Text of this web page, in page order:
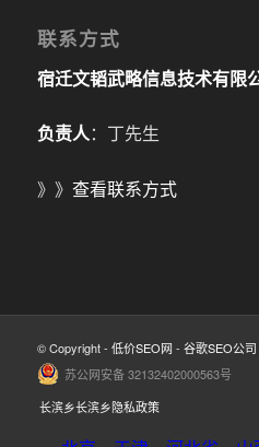
联系方式
宿迁文韬武略信息技术有限
负责人：丁先生
》》 查看联系方式
© Copyright - 低价SEO网 - 谷歌SEO公司
苏公网安备 32132402000563号
长滨乡长滨乡隐私政策